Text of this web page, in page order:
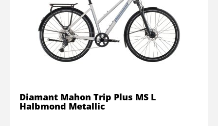
Diamant Mahon Trip Plus MS L
Halbmond Metallic